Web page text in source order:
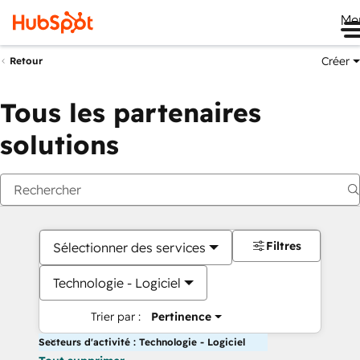
Retour Créer
Tous les partenaires
solutions
Sélectionner des services
Technologie - Logiciel
Trier par : Pertinence
Filtres
Secteurs d'activité : Technologie - Logiciel